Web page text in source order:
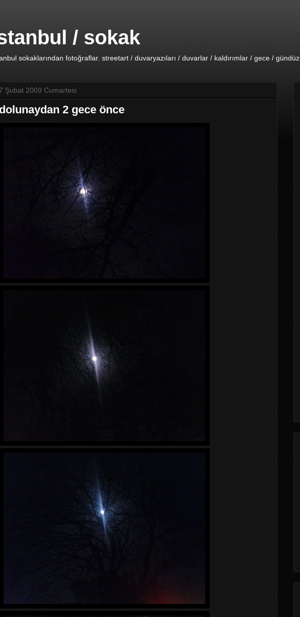
/ sokak
sokaklarından fotoğraflar. streetart / duvaryazıları / duvarlar / kaldırımlar / gece / gündüz
7 Şubat 2009 Cumartesi
dolunaydan 2 gece önce